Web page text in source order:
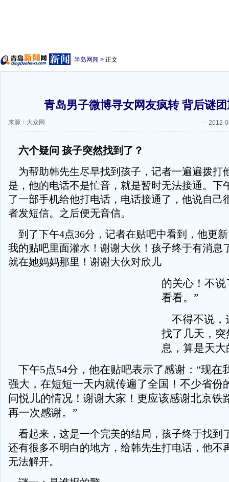
半岛网闻 > 正文
青岛男子微博寻女网友疯转 背后谜
来源：大众网 -- 2012-
六个疑问 孩子突然找到了？
为帮助韩先生尽早找到孩子，记者一遍遍拨打
是，他的电话不是忙音，就是暂时无法接通。下
了一部手机给他打电话，电话接通了，他说自己
者发短信。之后便无音信。
到了下午4点36分，记者在贴吧中看到，他更
我的贴吧里面灌水！谢谢大伙！孩子终于有消息
就在她妈妈那里！谢谢大伙对欣儿
的关心！不
看看。”
不得不说，
找了几天，
息，算是天
下午5点54分，他在贴吧表示了感谢：“现在
强大，在短短一天内就传遍了全国！不少省份
问悦儿的情况！谢谢大家！更应该感谢北京铁
再一次感谢。”
看起来，这是一个完美的结局，孩子终于找到
还有很多不明白的地方，给韩先生打电话，他不
无法解开。